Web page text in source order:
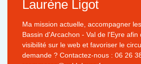
Laurène Ligot
Ma mission actuelle, accompagner
Bassin d'Arcachon - Val de l'Eyre
visibilité sur le web et favoriser le
demande ? Contactez-nous : 06 26